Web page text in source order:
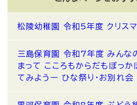
松陵幼稚園 令和5年度 クリス
三島保育園 令和7年度 みんな
まって こころもからだもぽっか
てみようー ひな祭り・お別れ会